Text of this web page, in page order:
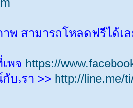
พ สามารถโหลดฟรีได้เ
พจ https://
บเรา >> http://line.me/